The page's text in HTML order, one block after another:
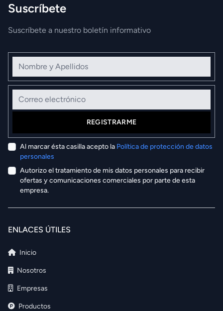
Suscríbete
Suscríbete a nuestro boletín informativo
Nombre y Apellidos
Correo electrónico
REGISTRARME
Al marcar ésta casilla acepto la Política de protección de datos
personales
Autorizo el tratamiento de mis datos personales para recibir
ofertas y comunicaciones comerciales por parte de esta
empresa.
ENLACES ÚTILES
Inicio
Nosotros
Empresas
Productos